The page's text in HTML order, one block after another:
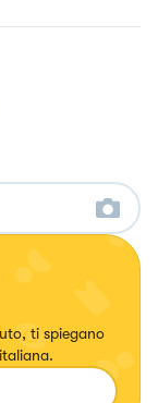
ti spiegano